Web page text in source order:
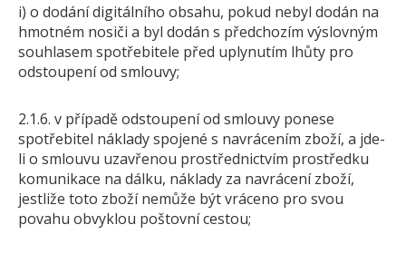
i) o dodání digitálního obsahu, pokud nebyl dodán na
hmotném nosiči a byl dodán s předchozím výslovným
souhlasem spotřebitele před uplynutím lhůty pro
odstoupení od smlouvy;
2.1.6. v případě odstoupení od smlouvy ponese
spotřebitel náklady spojené s navrácením zboží, a jde-
li o smlouvu uzavřenou prostřednictvím prostředku
komunikace na dálku, náklady za navrácení zboží,
jestliže toto zboží nemůže být vráceno pro svou
povahu obvyklou poštovní cestou;